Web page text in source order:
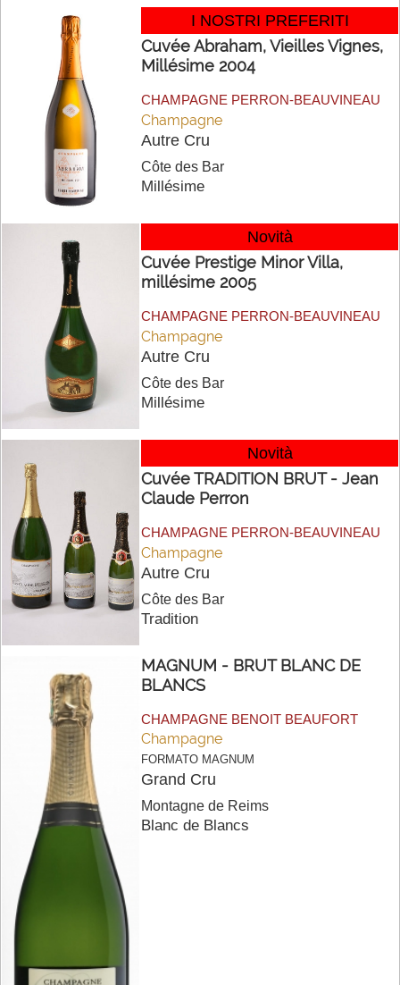
I NOSTRI PREFERITI
Cuvée Abraham, Vieilles Vignes,
Millésime 2004
CHAMPAGNE PERRON-BEAUVINEAU
Champagne
Autre Cru
Côte des Bar
Millésime
Novità
Cuvée Prestige Minor Villa,
millésime 2005
CHAMPAGNE PERRON-BEAUVINEAU
Champagne
Autre Cru
Côte des Bar
Millésime
Novità
Cuvée TRADITION BRUT - Jean
Claude Perron
CHAMPAGNE PERRON-BEAUVINEAU
Champagne
Autre Cru
Côte des Bar
Tradition
MAGNUM - BRUT BLANC DE
BLANCS
CHAMPAGNE BENOIT BEAUFORT
Champagne
FORMATO MAGNUM
Grand Cru
Montagne de Reims
Blanc de Blancs